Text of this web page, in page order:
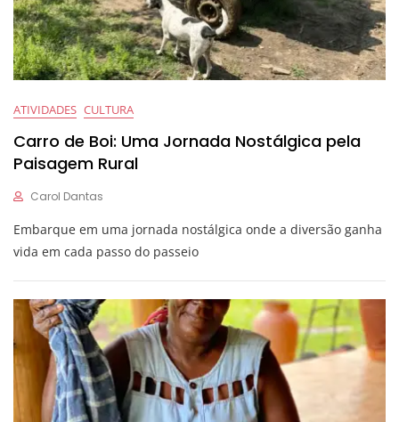
ATIVIDADES CULTURA
Carro de Boi: Uma Jornada Nostálgica pela
Paisagem Rural
Carol Dantas
Embarque em uma jornada nostálgica onde a diversão ganha
vida em cada passo do passeio